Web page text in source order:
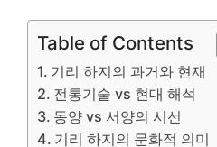
Table of Contents
기리 하지의 과거와 현재
전통기술 vs 현대 해석
동양 vs 서양의 시선
기리 하지의 문화적 의미